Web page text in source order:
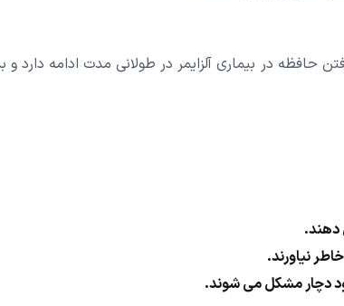
در بیماری آلزایمر در طولانی مدت ادامه دارد و
دهند.
نیاورند.
دچار مشکل می شوند.